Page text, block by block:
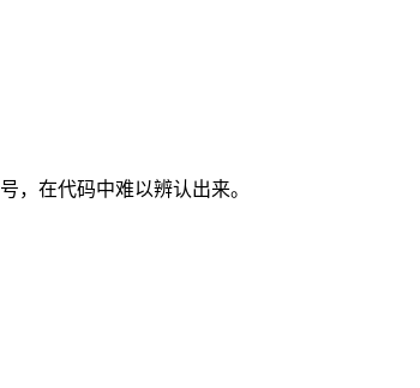
，在代码中难以辨认出来。